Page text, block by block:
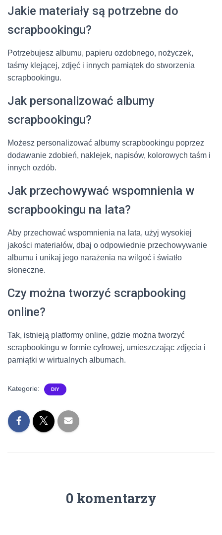
Jakie materiały są potrzebne do
scrapbookingu?
Potrzebujesz albumu, papieru ozdobnego, nożyczek,
taśmy klejącej, zdjęć i innych pamiątek do stworzenia
scrapbookingu.
Jak personalizować albumy
scrapbookingu?
Możesz personalizować albumy scrapbookingu poprzez
dodawanie zdobień, naklejek, napisów, kolorowych taśm i
innych ozdób.
Jak przechowywać wspomnienia w
scrapbookingu na lata?
Aby przechować wspomnienia na lata, użyj wysokiej
jakości materiałów, dbaj o odpowiednie przechowywanie
albumu i unikaj jego narażenia na wilgoć i światło
słoneczne.
Czy można tworzyć scrapbooking
online?
Tak, istnieją platformy online, gdzie można tworzyć
scrapbookingu w formie cyfrowej, umieszczając zdjęcia i
pamiątki w wirtualnych albumach.
Kategorie: DIY
0 komentarzy